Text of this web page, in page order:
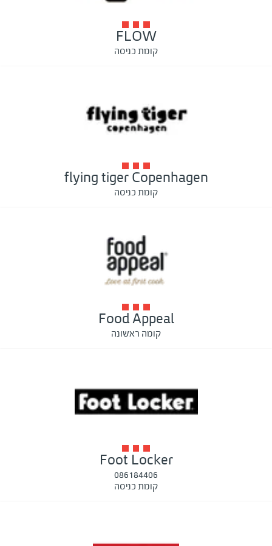
FLOW
קומת כניסה
flying tiger Copenhagen
קומת כניסה
Food Appeal
קומה ראשונה
Foot Locker
086184406
קומת כניסה